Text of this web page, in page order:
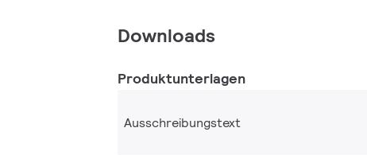
Downloads
Produktunterlagen
Ausschreibungstext